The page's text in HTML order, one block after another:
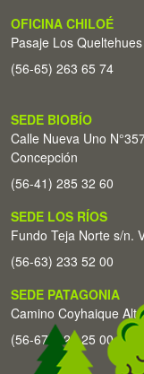
OFICINA CHILOÉ
Pasaje Los
(56-65) 263 65 74
SEDE BIOBÍO
Calle Nueva Uno
Concepción
(56-41) 285 32 60
SEDE LOS RÍOS
Fundo Teja Norte s/n.
(56-63) 233 52 00
SEDE PATAGONIA
Camino Coyhaique
(56-67) 226 25 00